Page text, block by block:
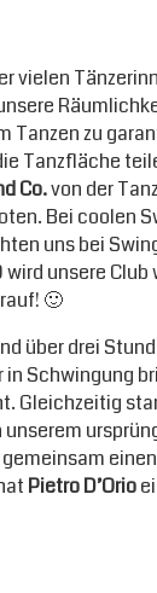
vielen
Tanzen zu
Tanzfläche
Co.von der
Bei coolen
uns bei
unsere
🙂
über drei
Schwingung
Gleichzeitig
Pietro D’Orio